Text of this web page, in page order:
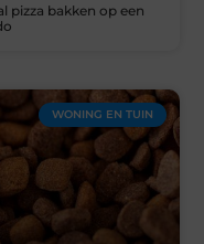
pizza bakken op een
WONING EN TUIN